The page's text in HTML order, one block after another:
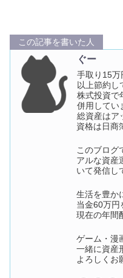
この記事を書いた人
ぐー
手取り15万
以上節約し
株式投資で
併用してい
総資産はア
資格は日商
このブログ
アルな資産
いて発信し
生活を豊か
当金60万円
現在の年間
ゲーム・漫
一緒に資産
よろしくお